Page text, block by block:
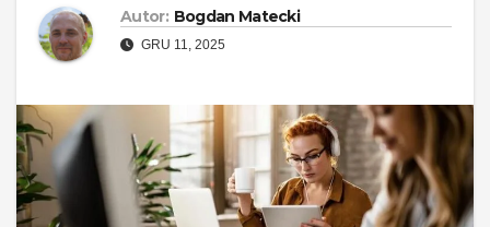
Autor: Bogdan Matecki
GRU 11, 2025